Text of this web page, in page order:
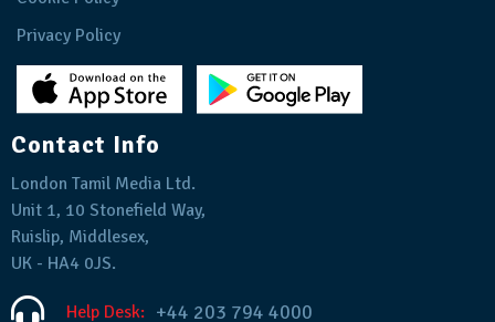
Privacy Policy
Contact Info
London Tamil Media Ltd.
Unit 1, 10 Stonefield Way,
Ruislip, Middlesex,
UK - HA4 0JS.
Help Desk: +44 203 794 4000